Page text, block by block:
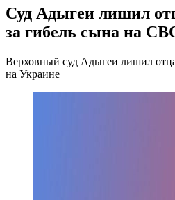
Суд Адыгеи лишил
за гибель сына на
Верховный суд Адыгеи лишил
на Украине